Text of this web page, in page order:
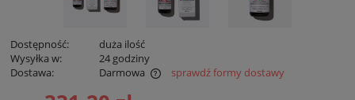
Dostępność:
duża ilość
Wysyłka w:
24 godziny
Dostawa:
Darmowa
sprawdź formy dostawy